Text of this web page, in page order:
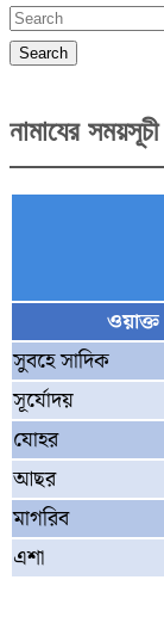
Search
নামাযের সময়সূচী
ওয়াক্ত
সুবহে সাদিক
সূর্যোদয়
যোহর
আছর
মাগরিব
এশা